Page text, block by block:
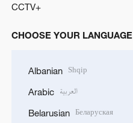
CCTV+
CHOOSE YOUR LANGUAGE
Albanian Shqip
Arabic العربية
Belarusian Беларуская